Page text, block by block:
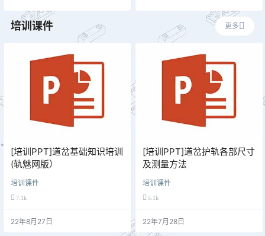
培训课件 更多
[培训PPT]道岔基础知识培训
(轨魅网版）
培训课件
7.1k
22年8月27日
[培训PPT]道岔护轨各部尺寸
及测量方法
培训课件
5.1k
22年7月28日